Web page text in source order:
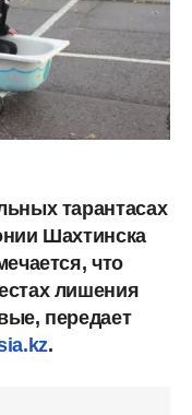
тарантасах
Шахтинска
что
лишения
передает
.